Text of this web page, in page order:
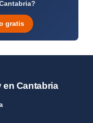
gratis
en Cantabria